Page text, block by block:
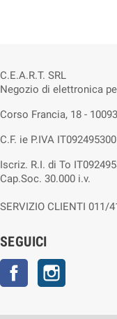
C.E.A.R.T. SRL
Negozio di elettronica
Corso Francia, 18 -
C.F. ie P.IVA
Iscriz. R.I. di To
Cap.Soc. 30.000 i.v.
SERVIZIO CLIENTI 011/
SEGUICI
Facebook